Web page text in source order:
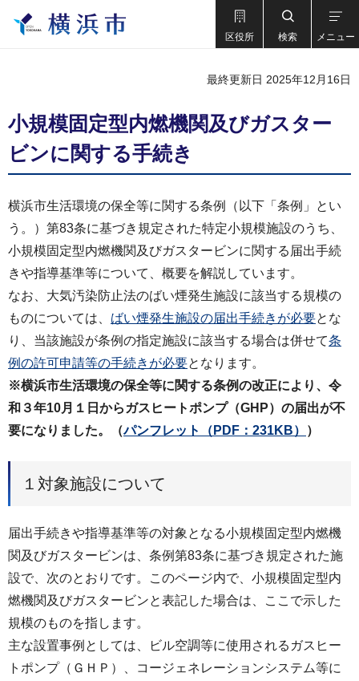
区役所 検索 メニュー
最終更新日 2025年12月16日
小規模固定型内燃機関及びガスター
ビンに関する手続き
横浜市生活環境の保全等に関する条例（以下「条例」とい
う。）第83条に基づき規定された特定小規模施設のうち、
小規模固定型内燃機関及びガスタービンに関する届出手続
きや指導基準等について、概要を解説しています。
なお、大気汚染防止法のばい煙発生施設に該当する規模の
ものについては、 ばい煙発生施設の届出手続きが必要とな
り、当該施設が条例の指定施設に該当する場合は併せて条
例の許可申請等の手続きが必要となります。
※横浜市生活環境の保全等に関する条例の改正により、令
和３年10月１日からガスヒートポンプ（GHP）の届出が不
要になりました。（パンフレット （PDF：231KB） ）
１対象施設について
届出手続きや指導基準等の対象となる小規模固定型内燃機
関及びガスタービンは、条例第83条に基づき規定された施
設で、次のとおりです。このページ内で、小規模固定型内
燃機関及びガスタービンと表記した場合は、ここで示した
規模のものを指します。
主な設置事例としては、ビル空調等に使用されるガスヒー
トポンプ（ＧＨＰ）、コージェネレーションシステム等に